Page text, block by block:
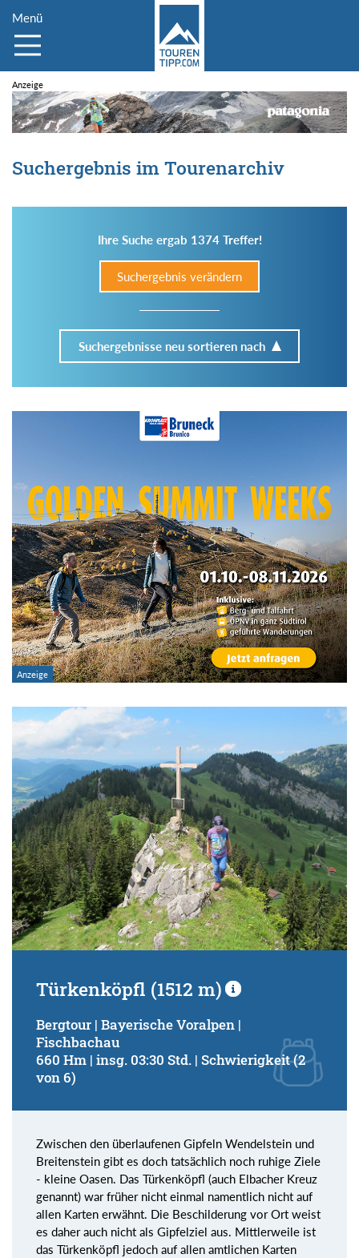
Menü
Suchergebnis im Tourenarchiv
Ihre Suche ergab 1374 Treffer!
Suchergebnis verändern
Suchergebnisse neu sortieren nach
Im Tourenarchiv suchen
Region:
Gebirge:
Art der Tour:
Schwierigkeitsgrad:
von
bis
Kondition (Tourdauer):
von
bis
Suchbegriff:
Türkenköpfl (1512 m)
Bergtour | Bayerische Voralpen |
Fischbachau
660 Hm | insg. 03:30 Std. | Schwierigkeit (2
von 6)
Zwischen den überlaufenen Gipfeln Wendelstein und
Breitenstein gibt es doch tatsächlich noch ruhige Ziele
- kleine Oasen. Das Türkenköpfl (auch Elbacher Kreuz
genannt) war früher nicht einmal namentlich nicht auf
allen Karten erwähnt. Die Beschilderung vor Ort weist
es daher auch nicht als Gipfelziel aus. Mittlerweile ist
das Türkenköpfl jedoch auf allen amtlichen Karten